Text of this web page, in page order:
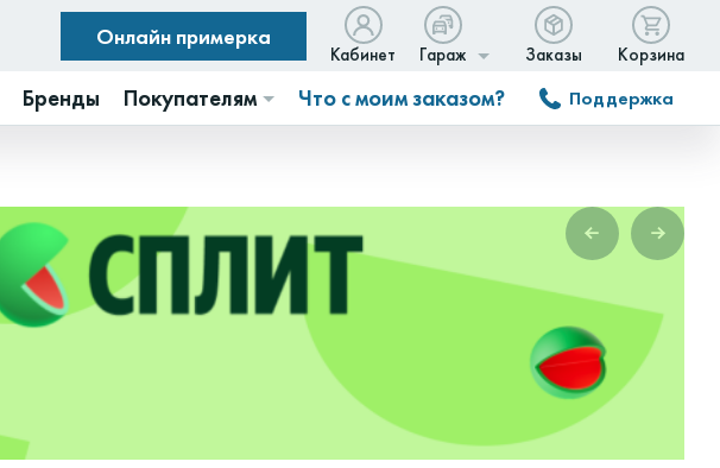
Онлайн примерка
Кабинет Гараж Заказы Корзина
Бренды Покупателям Что с моим заказом? Поддержка